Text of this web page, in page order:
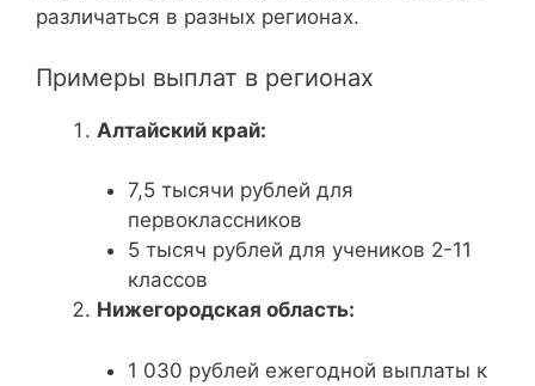
различаться в разных регионах.
Примеры выплат в регионах
Алтайский край:
7,5 тысячи рублей для
первоклассников
5 тысяч рублей для учеников 2-11
классов
Нижегородская область:
1 030 рублей ежегодной выплаты к